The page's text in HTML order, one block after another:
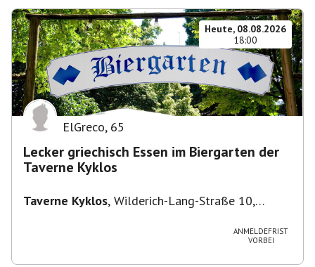
Heute, 08.08.2026
18:00
ElGreco, 65
Lecker griechisch Essen im Biergarten der
Taverne Kyklos
Taverne Kyklos, Wilderich-Lang-Straße 10,
ANMELDEFRIST
VORBEI